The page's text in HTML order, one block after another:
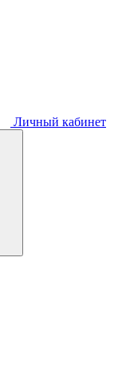
Личный кабинет